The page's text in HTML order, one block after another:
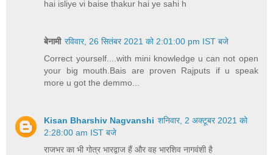
hai isliye vi baise thakur hai ye sahi h
बेनामी रविवार, 26 सितंबर 2021 को 2:01:00 pm IST बजे
Correct yourself....with mini knowledge u can not open
your big mouth.Bais are proven Rajputs if u speak
more u got the demmo...
Kisan Bharshiv Nagvanshi शनिवार, 2 अक्टूबर 2021 को
2:28:00 am IST बजे
राजभर का भी गोत्र भारद्वाज हैं और वह भारशिव नागवंशी है